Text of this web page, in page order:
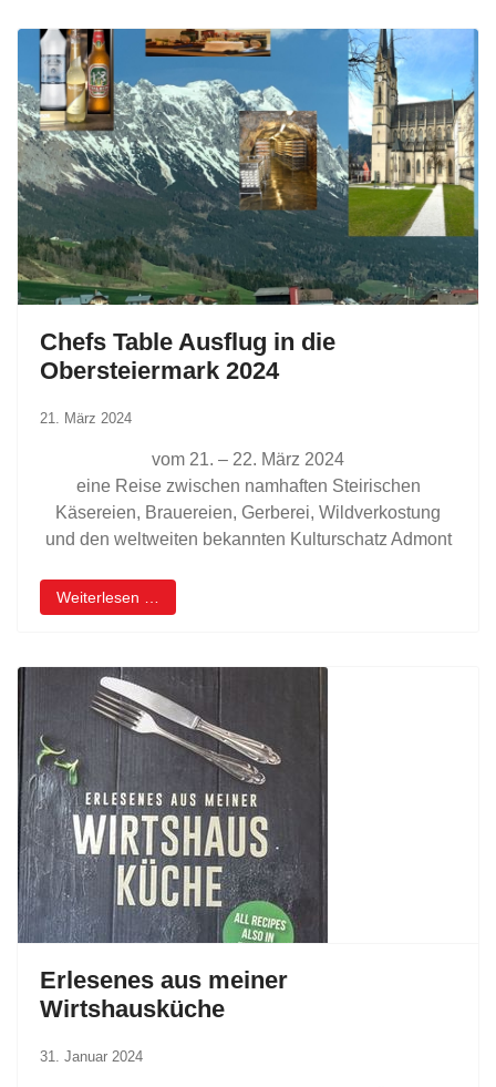
Chefs Table Ausflug in die
Obersteiermark 2024
21. März 2024
vom 21. – 22. März 2024
eine Reise zwischen namhaften Steirischen
Käsereien, Brauereien, Gerberei, Wildverkostung
und den weltweiten bekannten Kulturschatz Admont
Weiterlesen …
Erlesenes aus meiner
Wirtshausküche
31. Januar 2024